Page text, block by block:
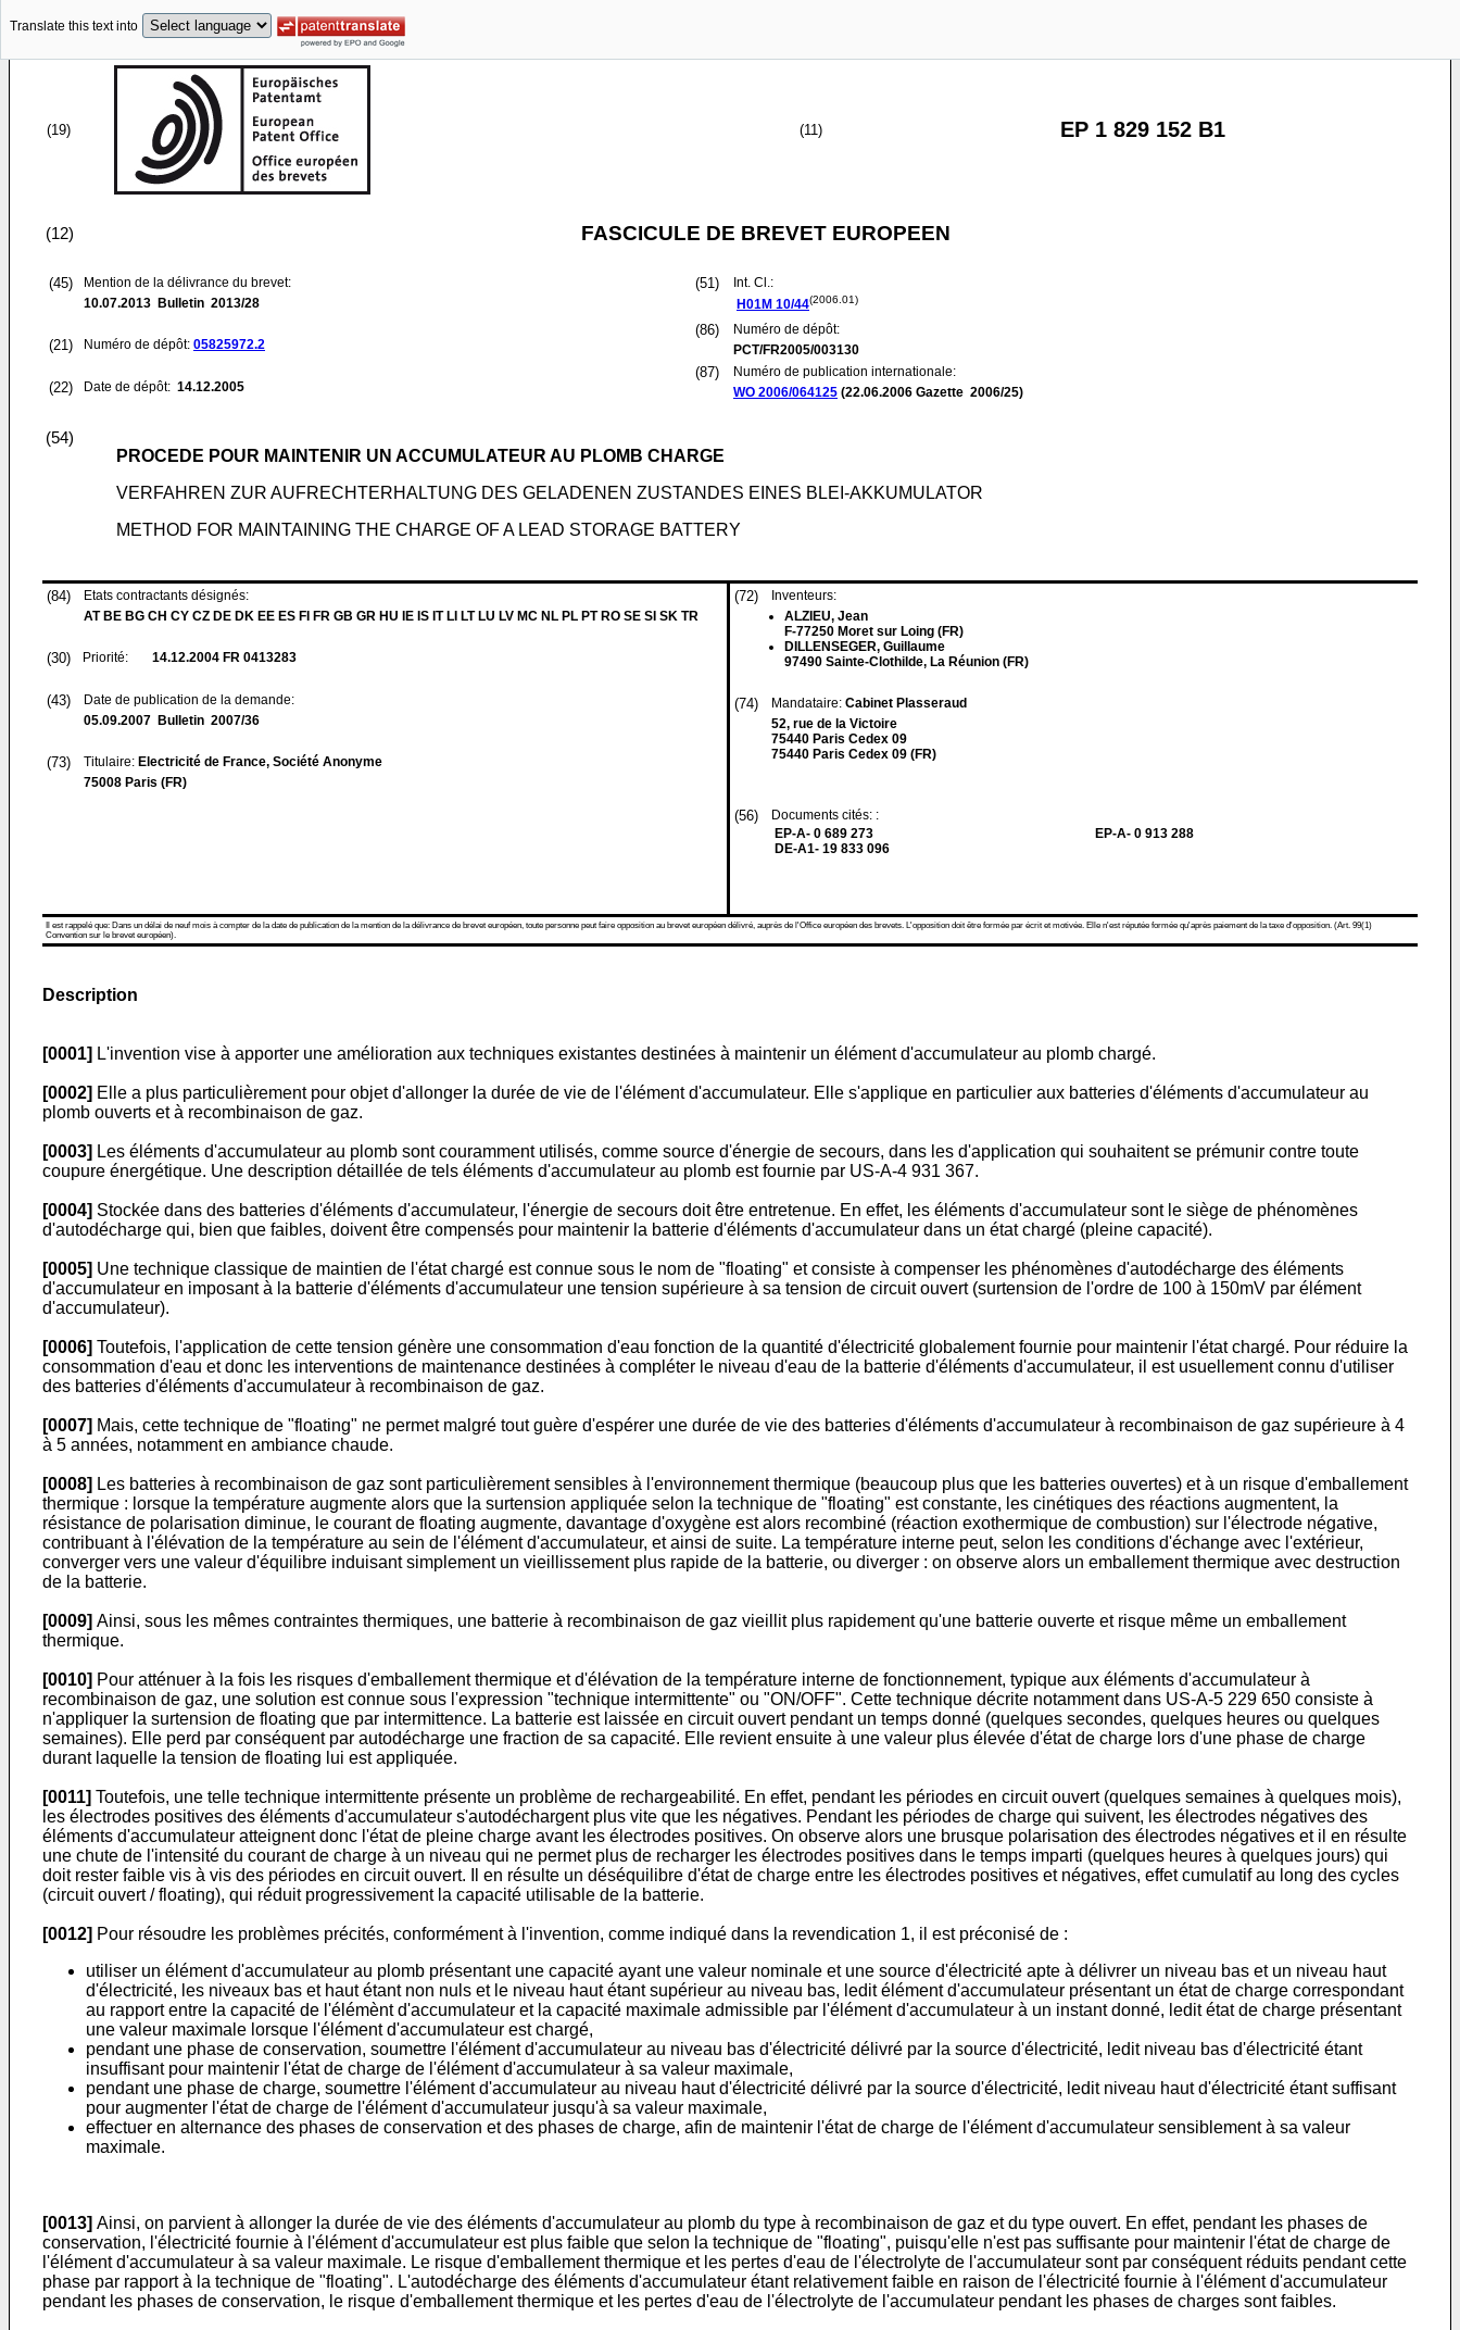
Translate this text into
(19) (11) EP 1 829 152 B1
(12) FASCICULE DE BREVET EUROPEEN
(45)
Mention de la délivrance du brevet:
10.07.2013 Bulletin 2013/28
(21) Numéro de dépôt: 05825972.2
(22) Date de dépôt: 14.12.2005
(51)
Int. Cl.:
H01M 10/44(2006.01)
(86)
Numéro de dépôt:
PCT/FR2005/003130
(87)
Numéro de publication internationale:
WO 2006/064125 (22.06.2006 Gazette 2006/25)
(54)
PROCEDE POUR MAINTENIR UN ACCUMULATEUR AU PLOMB CHARGE
VERFAHREN ZUR AUFRECHTERHALTUNG DES GELADENEN ZUSTANDES EINES BLEI-AKKUMULATOR
METHOD FOR MAINTAINING THE CHARGE OF A LEAD STORAGE BATTERY
(84)
Etats contractants désignés:
AT BE BG CH CY CZ DE DK EE ES FI FR GB GR HU IE IS IT LI LT LU LV MC NL PL PT RO SE SI SK TR
(30) Priorité: 14.12.2004 FR 0413283
(43)
Date de publication de la demande:
05.09.2007 Bulletin 2007/36
(73) Titulaire: Electricité de France, Société Anonyme
75008 Paris (FR)
(72)
Inventeurs:
ALZIEU, Jean
F-77250 Moret sur Loing (FR)
DILLENSEGER, Guillaume
97490 Sainte-Clothilde, La Réunion (FR)
(74) Mandataire: Cabinet Plasseraud
52, rue de la Victoire
75440 Paris Cedex 09
75440 Paris Cedex 09 (FR)
(56)
Documents cités: :
EP-A- 0 689 273
DE-A1- 19 833 096
EP-A- 0 913 288
Il est rappelé que: Dans un délai de neuf mois à compter de la date de publication de la mention de la délivrance de brevet européen, toute personne peut faire opposition au brevet européen délivré, auprès de l'Office européen des brevets. L'opposition doit être formée par écrit et motivée. Elle n'est réputée formée qu'après paiement de la taxe d'opposition. (Art. 99(1)
Convention sur le brevet européen).
Description
[0001] L'invention vise à apporter une amélioration aux techniques existantes destinées à maintenir un élément d'accumulateur au plomb chargé.
[0002] Elle a plus particulièrement pour objet d'allonger la durée de vie de l'élément d'accumulateur. Elle s'applique en particulier aux batteries d'éléments d'accumulateur au
plomb ouverts et à recombinaison de gaz.
[0003] Les éléments d'accumulateur au plomb sont couramment utilisés, comme source d'énergie de secours, dans les d'application qui souhaitent se prémunir contre toute
coupure énergétique. Une description détaillée de tels éléments d'accumulateur au plomb est fournie par US-A-4 931 367.
[0004] Stockée dans des batteries d'éléments d'accumulateur, l'énergie de secours doit être entretenue. En effet, les éléments d'accumulateur sont le siège de phénomènes
d'autodécharge qui, bien que faibles, doivent être compensés pour maintenir la batterie d'éléments d'accumulateur dans un état chargé (pleine capacité).
[0005] Une technique classique de maintien de l'état chargé est connue sous le nom de "floating" et consiste à compenser les phénomènes d'autodécharge des éléments
d'accumulateur en imposant à la batterie d'éléments d'accumulateur une tension supérieure à sa tension de circuit ouvert (surtension de l'ordre de 100 à 150mV par élément
d'accumulateur).
[0006] Toutefois, l'application de cette tension génère une consommation d'eau fonction de la quantité d'électricité globalement fournie pour maintenir l'état chargé. Pour réduire la
consommation d'eau et donc les interventions de maintenance destinées à compléter le niveau d'eau de la batterie d'éléments d'accumulateur, il est usuellement connu d'utiliser
des batteries d'éléments d'accumulateur à recombinaison de gaz.
[0007] Mais, cette technique de "floating" ne permet malgré tout guère d'espérer une durée de vie des batteries d'éléments d'accumulateur à recombinaison de gaz supérieure à 4
à 5 années, notamment en ambiance chaude.
[0008] Les batteries à recombinaison de gaz sont particulièrement sensibles à l'environnement thermique (beaucoup plus que les batteries ouvertes) et à un risque d'emballement
thermique : lorsque la température augmente alors que la surtension appliquée selon la technique de "floating" est constante, les cinétiques des réactions augmentent, la
résistance de polarisation diminue, le courant de floating augmente, davantage d'oxygène est alors recombiné (réaction exothermique de combustion) sur l'électrode négative,
contribuant à l'élévation de la température au sein de l'élément d'accumulateur, et ainsi de suite. La température interne peut, selon les conditions d'échange avec l'extérieur,
converger vers une valeur d'équilibre induisant simplement un vieillissement plus rapide de la batterie, ou diverger : on observe alors un emballement thermique avec destruction
de la batterie.
[0009] Ainsi, sous les mêmes contraintes thermiques, une batterie à recombinaison de gaz vieillit plus rapidement qu'une batterie ouverte et risque même un emballement
thermique.
[0010] Pour atténuer à la fois les risques d'emballement thermique et d'élévation de la température interne de fonctionnement, typique aux éléments d'accumulateur à
recombinaison de gaz, une solution est connue sous l'expression "technique intermittente" ou "ON/OFF". Cette technique décrite notamment dans US-A-5 229 650 consiste à
n'appliquer la surtension de floating que par intermittence. La batterie est laissée en circuit ouvert pendant un temps donné (quelques secondes, quelques heures ou quelques
semaines). Elle perd par conséquent par autodécharge une fraction de sa capacité. Elle revient ensuite à une valeur plus élevée d'état de charge lors d'une phase de charge
durant laquelle la tension de floating lui est appliquée.
[0011] Toutefois, une telle technique intermittente présente un problème de rechargeabilité. En effet, pendant les périodes en circuit ouvert (quelques semaines à quelques mois),
les électrodes positives des éléments d'accumulateur s'autodéchargent plus vite que les négatives. Pendant les périodes de charge qui suivent, les électrodes négatives des
éléments d'accumulateur atteignent donc l'état de pleine charge avant les électrodes positives. On observe alors une brusque polarisation des électrodes négatives et il en résulte
une chute de l'intensité du courant de charge à un niveau qui ne permet plus de recharger les électrodes positives dans le temps imparti (quelques heures à quelques jours) qui
doit rester faible vis à vis des périodes en circuit ouvert. Il en résulte un déséquilibre d'état de charge entre les électrodes positives et négatives, effet cumulatif au long des cycles
(circuit ouvert / floating), qui réduit progressivement la capacité utilisable de la batterie.
[0012] Pour résoudre les problèmes précités, conformément à l'invention, comme indiqué dans la revendication 1, il est préconisé de :
utiliser un élément d'accumulateur au plomb présentant une capacité ayant une valeur nominale et une source d'électricité apte à délivrer un niveau bas et un niveau haut
d'électricité, les niveaux bas et haut étant non nuls et le niveau haut étant supérieur au niveau bas, ledit élément d'accumulateur présentant un état de charge correspondant
au rapport entre la capacité de l'élémènt d'accumulateur et la capacité maximale admissible par l'élément d'accumulateur à un instant donné, ledit état de charge présentant
une valeur maximale lorsque l'élément d'accumulateur est chargé,
pendant une phase de conservation, soumettre l'élément d'accumulateur au niveau bas d'électricité délivré par la source d'électricité, ledit niveau bas d'électricité étant
insuffisant pour maintenir l'état de charge de l'élément d'accumulateur à sa valeur maximale,
pendant une phase de charge, soumettre l'élément d'accumulateur au niveau haut d'électricité délivré par la source d'électricité, ledit niveau haut d'électricité étant suffisant
pour augmenter l'état de charge de l'élément d'accumulateur jusqu'à sa valeur maximale,
effectuer en alternance des phases de conservation et des phases de charge, afin de maintenir l'état de charge de l'élément d'accumulateur sensiblement à sa valeur
maximale.
[0013] Ainsi, on parvient à allonger la durée de vie des éléments d'accumulateur au plomb du type à recombinaison de gaz et du type ouvert. En effet, pendant les phases de
conservation, l'électricité fournie à l'élément d'accumulateur est plus faible que selon la technique de "floating", puisqu'elle n'est pas suffisante pour maintenir l'état de charge de
l'élément d'accumulateur à sa valeur maximale. Le risque d'emballement thermique et les pertes d'eau de l'électrolyte de l'accumulateur sont par conséquent réduits pendant cette
phase par rapport à la technique de "floating". L'autodécharge des éléments d'accumulateur étant relativement faible en raison de l'électricité fournie à l'élément d'accumulateur
pendant les phases de conservation, le risque d'emballement thermique et les pertes d'eau de l'électrolyte de l'accumulateur pendant les phases de charges sont faibles.